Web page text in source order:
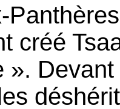
créé
».